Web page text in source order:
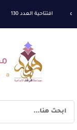
افتتاحية العدد 130
الله” للدكتور محمد بدوي